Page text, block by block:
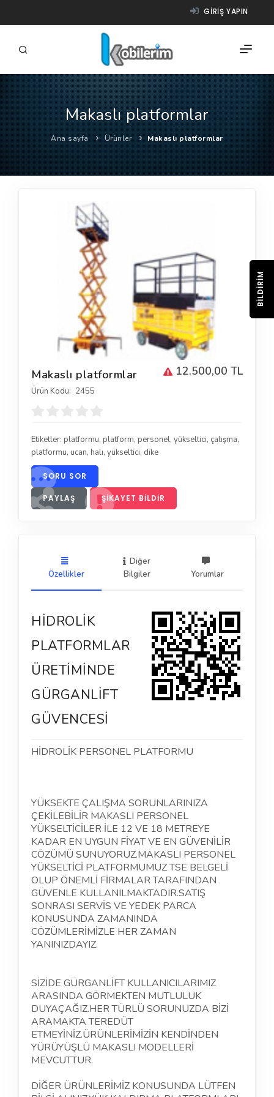
GIRIŞ YAPIN
FIRMALAR
ÜRÜNLER
NASIL ÇALIŞIR?
Makaslı platformlar
Ana sayfa Ürünler Makaslı platformlar
12.500,00 TL
Makaslı platformlar
Ürün Kodu: 2455
Etiketler: platformu, platform, personel, yükseltici, çalışma,
platformu, ucan, halı, yükseltici, dike
SORU SOR
PAYLAŞ ŞIKAYET BILDIR
Özellikler
Diğer
Bilgiler
Yorumlar
HİDROLİK
PLATFORMLAR
ÜRETİMİNDE
GÜRGANLİFT
GÜVENCESİ
HİDROLİK PERSONEL PLATFORMU
YÜKSEKTE ÇALIŞMA SORUNLARINIZA
ÇEKİLEBİLİR MAKASLI PERSONEL
YÜKSELTİCİLER İLE 12 VE 18 METREYE
KADAR EN UYGUN FİYAT VE EN GÜVENİLİR
CÖZÜMÜ SUNUYORUZ.MAKASLI PERSONEL
YÜKSELTİCİ PLATFORMUMUZ TSE BELGELİ
OLUP ÖNEMLİ FİRMALAR TARAFINDAN
GÜVENLE KULLANILMAKTADIR.SATIŞ
SONRASI SERVİS VE YEDEK PARCA
KONUSUNDA ZAMANINDA
CÖZÜMLERİMİZLE HER ZAMAN
YANINIZDAYIZ.
SİZİDE GÜRGANLİFT KULLANICILARIMIZ
ARASINDA GÖRMEKTEN MUTLULUK
DUYAÇAĞIZ.HER TÜRLÜ SORUNUZDA BİZİ
ARAMAKTA TEREDÜT
ETMEYİNİZ.ÜRÜNLERİMİZİN KENDİNDEN
YÜRÜYÜŞLÜ MAKASLI MODELLERİ
MEVCUTTUR.
DİĞER ÜRÜNLERİMİZ KONUSUNDA LÜTFEN
BILDIRIM